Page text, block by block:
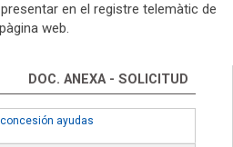
en el registre telemàtic de
web.
DOC. ANEXA - SOLICITUD
ayudas